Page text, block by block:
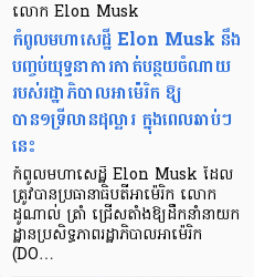
លោក Elon Musk
កំពូលមហាសេដ្ឋី Elon Musk នឹង
បញ្ចប់យុទ្ធនាការកាត់បន្ថយចំណាយ
របស់រដ្ឋាភិបាលអាម៉េរិក ឱ្យ
បាន១ទ្រីលានដុល្លារ ក្នុងពេលឆាប់ៗ
នេះ
កំពូលមហាសេដ្ឋី Elon Musk ដែល
ត្រូវបានប្រធានាធិបតីអាម៉េរិក លោក
ដូណាល់ ត្រាំ ជ្រើសតាំងឱ្យដឹកនាំនាយក
ដ្ឋានប្រសិទ្ធភាពរដ្ឋាភិបាលអាម៉េរិក
(DO…